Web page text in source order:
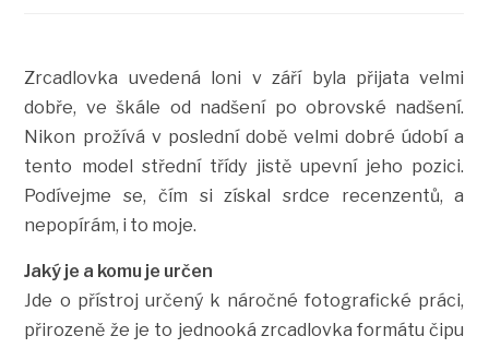
Zrcadlovka uvedená loni v září byla přijata velmi
dobře, ve škále od nadšení po obrovské nadšení.
Nikon prožívá v poslední době velmi dobré údobí a
tento model střední třídy jistě upevní jeho pozici.
Podívejme se, čím si získal srdce recenzentů, a
nepopírám, i to moje.
Jaký je a komu je určen
Jde o přístroj určený k náročné fotografické práci,
přirozeně že je to jednooká zrcadlovka formátu čipu